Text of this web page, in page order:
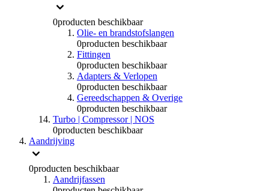
0producten beschikbaar
Olie- en brandstofslangen
0producten beschikbaar
Fittingen
0producten beschikbaar
Adapters & Verlopen
0producten beschikbaar
Gereedschappen & Overige
0producten beschikbaar
Turbo | Compressor | NOS
0producten beschikbaar
Aandrijving
0producten beschikbaar
Aandrijfassen